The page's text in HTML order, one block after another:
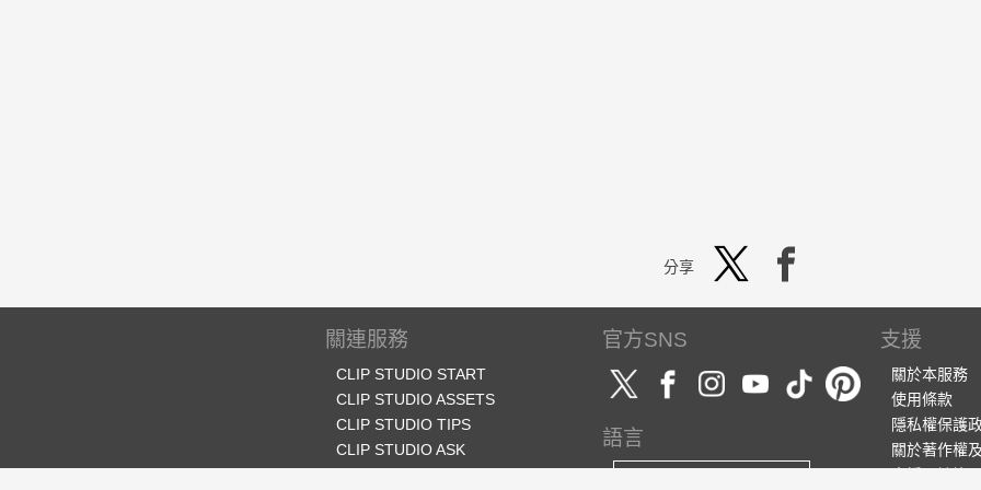
分享
關連服務
CLIP STUDIO START
CLIP STUDIO ASSETS
CLIP STUDIO TIPS
CLIP STUDIO ASK
官方SNS
語言
支援
關於本服務
使用條款
隱私權保護
關於著作權